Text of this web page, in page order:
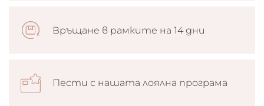
Връщане в рамките на 14 дни
Пести с нашата лоялна програма